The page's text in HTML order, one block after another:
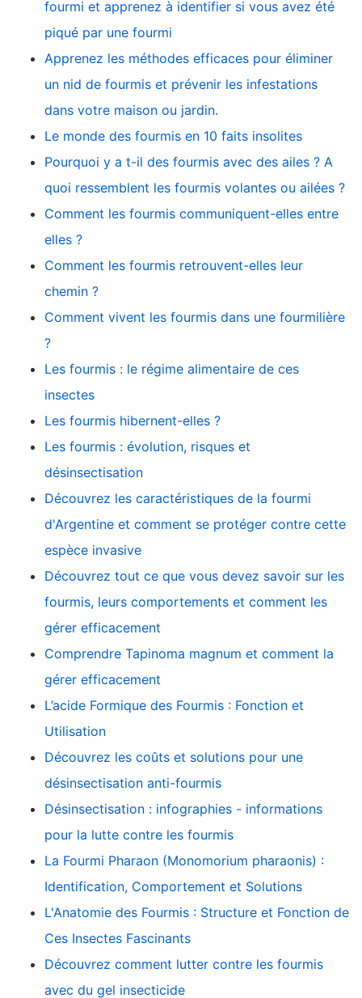
fourmi et apprenez à identifier si vous avez été
piqué par une fourmi
Apprenez les méthodes efficaces pour éliminer
un nid de fourmis et prévenir les infestations
dans votre maison ou jardin.
Le monde des fourmis en 10 faits insolites
Pourquoi y a t-il des fourmis avec des ailes ? A
quoi ressemblent les fourmis volantes ou ailées ?
Comment les fourmis communiquent-elles entre
elles ?
Comment les fourmis retrouvent-elles leur
chemin ?
Comment vivent les fourmis dans une fourmilière
?
Les fourmis : le régime alimentaire de ces
insectes
Les fourmis hibernent-elles ?
Les fourmis : évolution, risques et
désinsectisation
Découvrez les caractéristiques de la fourmi
d'Argentine et comment se protéger contre cette
espèce invasive
Découvrez tout ce que vous devez savoir sur les
fourmis, leurs comportements et comment les
gérer efficacement
Comprendre Tapinoma magnum et comment la
gérer efficacement
L’acide Formique des Fourmis : Fonction et
Utilisation
Découvrez les coûts et solutions pour une
désinsectisation anti-fourmis
Désinsectisation : infographies - informations
pour la lutte contre les fourmis
La Fourmi Pharaon (Monomorium pharaonis) :
Identification, Comportement et Solutions
L'Anatomie des Fourmis : Structure et Fonction de
Ces Insectes Fascinants
Découvrez comment lutter contre les fourmis
avec du gel insecticide